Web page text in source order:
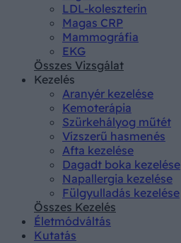
LDL-koleszterin
Magas CRP
Mammográfia
EKG
Összes Vizsgálat
Kezelés
Aranyér kezelése
Kemoterápia
Szürkehályog műtét
Vízszerű hasmenés
Afta kezelése
Dagadt boka kezelése
Napallergia kezelése
Fülgyulladás kezelése
Összes Kezelés
Életmódváltás
Kutatás